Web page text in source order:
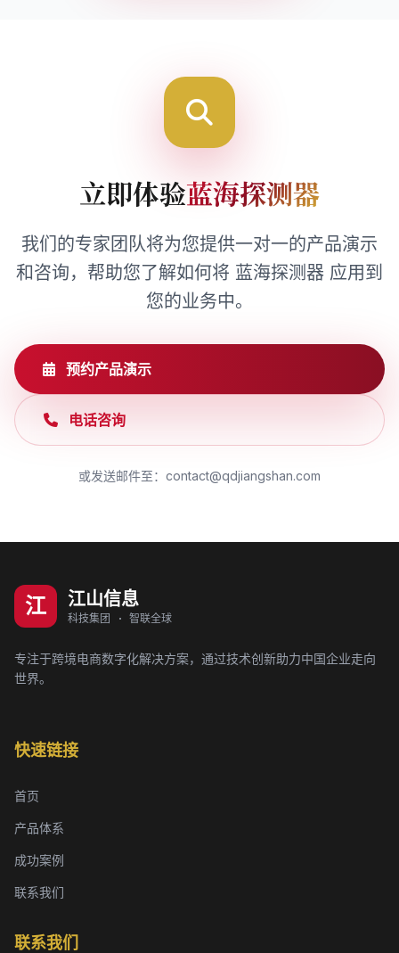
立即体验蓝海探测器
我们的专家团队将为您提供一对一的产品演示
和咨询，帮助您了解如何将 蓝海探测器 应用到
您的业务中。
预约产品演示
电话咨询
或发送邮件至：contact@qdjiangshan.com
江 江山信息
科技集团 · 智联全球
专注于跨境电商数字化解决方案，通过技术创新助力中国企业走向
世界。
快速链接
首页
产品体系
成功案例
联系我们
联系我们